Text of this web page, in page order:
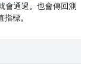
會通過。也會傳回測
標。